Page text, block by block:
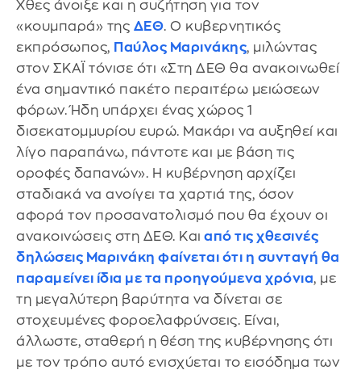
Χθες άνοιξε και η συζήτηση για τον
«κουμπαρά» της ΔΕΘ. Ο κυβερνητικός
εκπρόσωπος, Παύλος Μαρινάκης, μιλώντας
στον ΣΚΑΪ τόνισε ότι «Στη ΔΕΘ θα ανακοινωθεί
ένα σημαντικό πακέτο περαιτέρω μειώσεων
φόρων. Ήδη υπάρχει ένας χώρος 1
δισεκατομμυρίου ευρώ. Μακάρι να αυξηθεί και
λίγο παραπάνω, πάντοτε και με βάση τις
οροφές δαπανών». Η κυβέρνηση αρχίζει
σταδιακά να ανοίγει τα χαρτιά της, όσον
αφορά τον προσανατολισμό που θα έχουν οι
ανακοινώσεις στη ΔΕΘ. Και από τις χθεσινές
δηλώσεις Μαρινάκη φαίνεται ότι η συνταγή θα
παραμείνει ίδια με τα προηγούμενα χρόνια, με
τη μεγαλύτερη βαρύτητα να δίνεται σε
στοχευμένες φοροελαφρύνσεις. Είναι,
άλλωστε, σταθερή η θέση της κυβέρνησης ότι
με τον τρόπο αυτό ενισχύεται το εισόδημα των